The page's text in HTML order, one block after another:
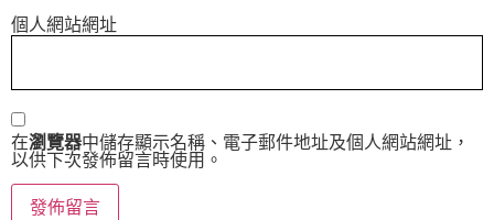
個人網站網址
在瀏覽器中儲存顯示名稱、電子郵件地址及個人網站網址，
以供下次發佈留言時使用。